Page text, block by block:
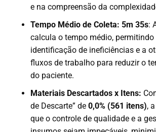
e na compreensão da
Tempo Médio de Coleta: 5m 35s:
calcula o tempo médio, permitindo
identificação de ineficiências e a
fluxos de trabalho para reduzir o
do paciente.
Materiais Descartados x Itens:
de Descarte” de 0,0% (561 itens),
que o controle de qualidade e a